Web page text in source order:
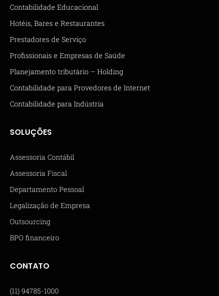
Contabilidade Educacional
Hotéis, Bares e Restaurantes
Prestadores de Serviço
Profissionais e Empresas de Saúde
Planejamento tributário – Holding
Contabilidade para Provedores de Internet
Contabilidade para Indústria
SOLUÇÕES
Assessoria Contábil
Assessoria Fiscal
Departamento Pessoal
Legalização de Empresa
Outsourcing
BPO financeiro
CONTATO
(11) 94785-1000